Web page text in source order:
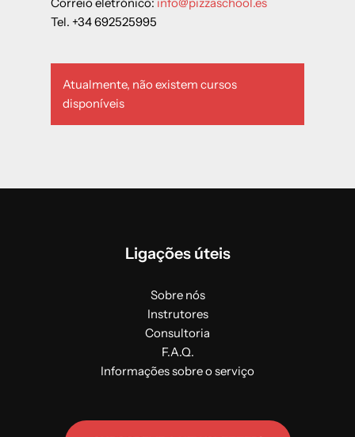
Tel. +34 692525995
Atualmente, não existem cursos
disponíveis
Ligações úteis
Sobre nós
Instrutores
Consultoria
F.A.Q.
Informações sobre o serviço